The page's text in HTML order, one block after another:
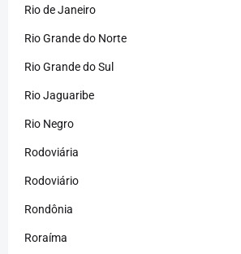
Rio de Janeiro
Rio Grande do Norte
Rio Grande do Sul
Rio Jaguaribe
Rio Negro
Rodoviária
Rodoviário
Rondônia
Roraíma